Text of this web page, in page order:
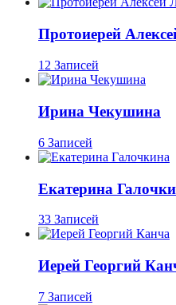
Протоиерей
12 Записей
Ирина Чекушина
6 Записей
Екатерина
33 Записей
Иерей Георгий
7 Записей